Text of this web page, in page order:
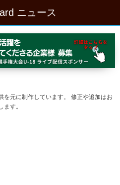
ニュース
を元に制作しています。 修正や追加はお
す。